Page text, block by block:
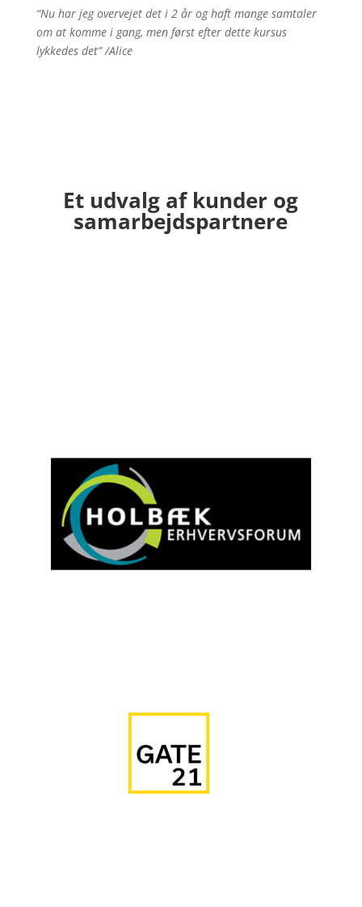
“Nu har jeg overvejet det i 2 år og haft mange samtaler
om at komme i gang, men først efter dette kursus
lykkedes det” /Alice
Et udvalg af kunder og
samarbejdspartnere